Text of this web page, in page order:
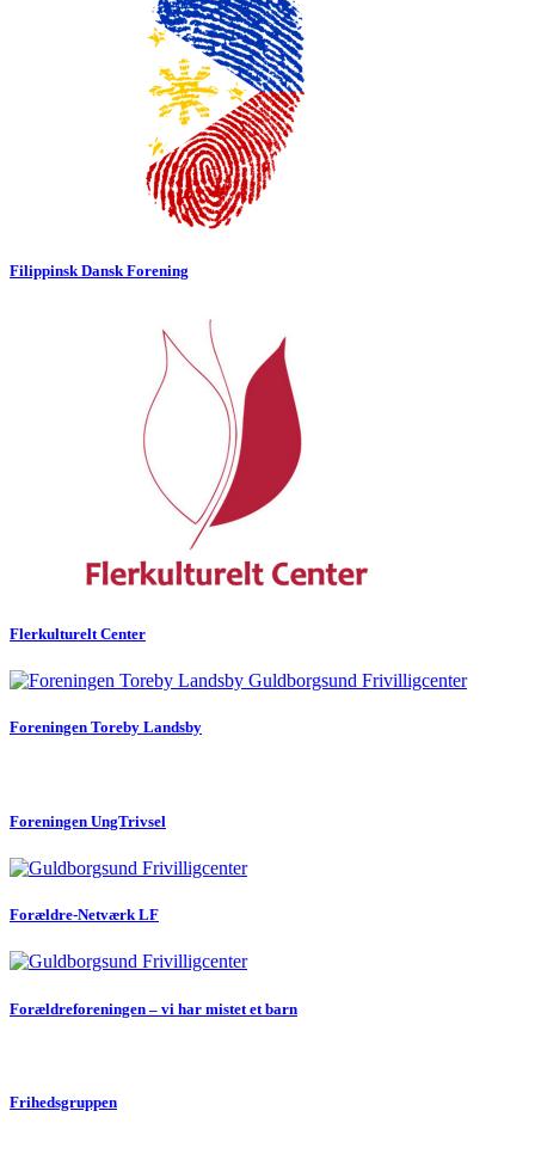
Filippinsk Dansk Forening
Flerkulturelt Center
Foreningen Toreby Landsby
Foreningen UngTrivsel
Forældre-Netværk LF
Forældreforeningen – vi har mistet et barn
Frihedsgruppen